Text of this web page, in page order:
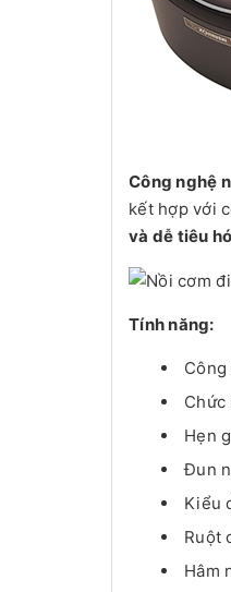
Công nghệ
kết hợp với
và dễ tiêu
Tính năng:
Chức
Hẹn
Đun
Kiểu
Ruột
Hâm